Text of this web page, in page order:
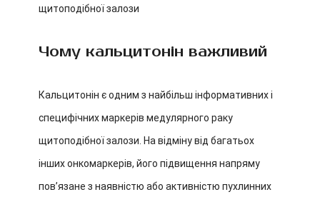
щитоподібної залози
Чому кальцитонін важливий
Кальцитонін є одним з найбільш інформативних і
специфічних маркерів медулярного раку
щитоподібної залози. На відміну від багатьох
інших онкомаркерів, його підвищення напряму
пов’язане з наявністю або активністю пухлинних